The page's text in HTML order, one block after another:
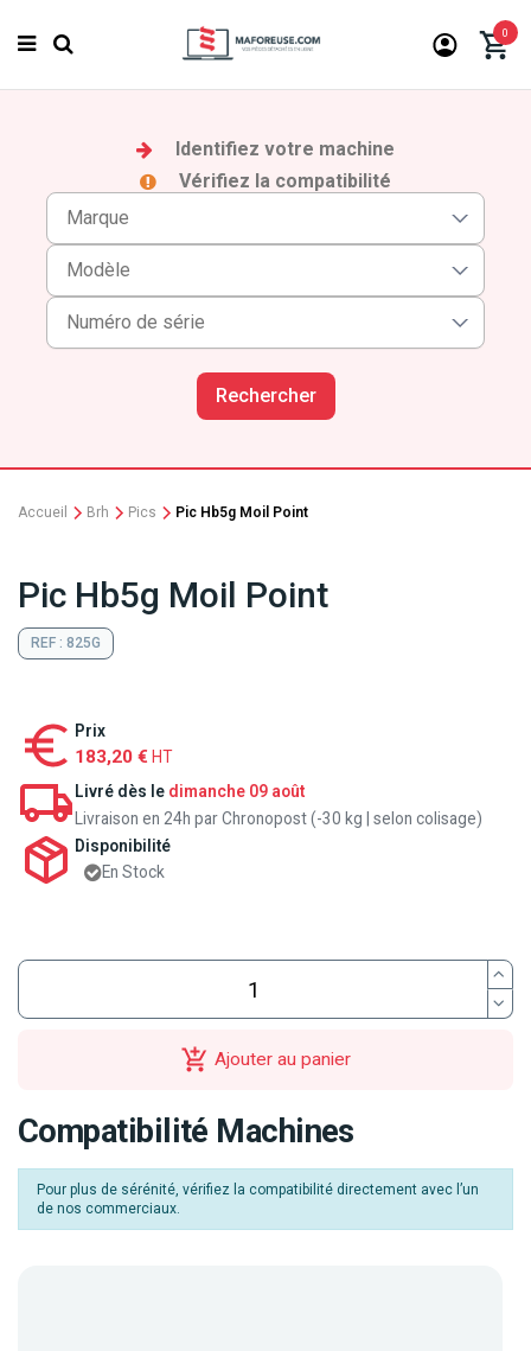
0
Identifiez votre machine
Vérifiez la compatibilité
Rechercher
Accueil Brh Pics Pic Hb5g Moil Point
Pic Hb5g Moil Point
REF : 825G
Prix
183,20 € HT
Livré dès le dimanche 09 août
Livraison en 24h par Chronopost (-30 kg | selon colisage)
Disponibilité
En Stock
Ajouter au panier
Compatibilité Machines
Pour plus de sérénité, vérifiez la compatibilité directement avec l’un
de nos commerciaux.